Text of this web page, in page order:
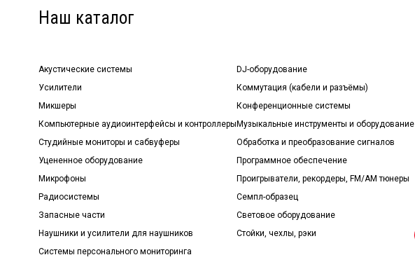
Наш каталог
Акустические системы
Усилители
Микшеры
Компьютерные аудиоинтерфейсы и контроллеры
Студийные мониторы и сабвуферы
Уцененное оборудование
Микрофоны
Радиосистемы
Запасные части
Наушники и усилители для наушников
Системы персонального мониторинга
DJ-оборудование
Коммутация (кабели и разъёмы)
Конференционные системы
Музыкальные инструменты и оборудование
Обработка и преобразование сигналов
Программное обеспечение
Проигрыватели, рекордеры, FM/AM тюнеры
Семпл-образец
Световое оборудование
Стойки, чехлы, рэки